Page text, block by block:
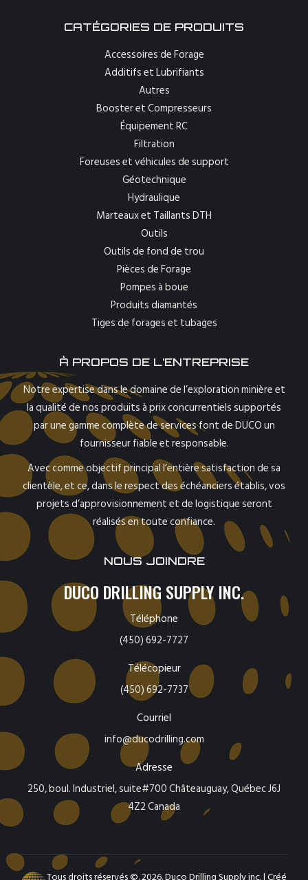
CATÉGORIES DE PRODUITS
Accessoires de Forage
Additifs et Lubrifiants
Autres
Booster et Compresseurs
Équipement RC
Filtration
Foreuses et véhicules de support
Géotechnique
Hydraulique
Marteaux et Taillants DTH
Outils
Outils de fond de trou
Pièces de Forage
Pompes à boue
Produits diamantés
Tiges de forages et tubages
À PROPOS DE L’ENTREPRISE
Notre expertise dans le domaine de l’exploration minière et
la qualité de nos produits à prix concurrentiels supportés
par une gamme complète de services font de DUCO un
fournisseur fiable et responsable.
Avec comme objectif principal l’entière satisfaction de sa
clientèle, et ce, dans le respect des échéanciers établis, vos
projets d’approvisionnement et de logistique seront
réalisés en toute confiance.
NOUS JOINDRE
DUCO DRILLING SUPPLY INC.
Téléphone
(450) 692-7727
Télécopieur
(450) 692-7737
Courriel
info@ducodrilling.com
Adresse
250, boul. Industriel, suite#700 Châteauguay, Québec J6J
4Z2 Canada